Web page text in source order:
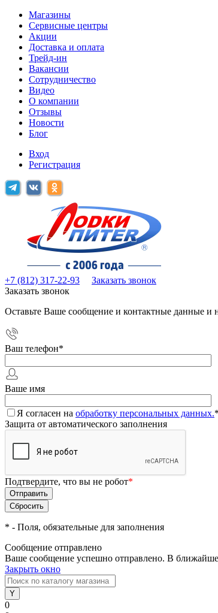
Магазины
Сервисные центры
Акции
Доставка и оплата
Трейд-ин
Вакансии
Сотрудничество
Видео
О компании
Отзывы
Новости
Блог
Вход
Регистрация
+7 (812) 317-22-93
Заказать звонок
Заказать звонок
Оставьте Ваше сообщение и контактные данные и
Ваш телефон*
Ваше имя
Я согласен на обработку персональных данных.*
Защита от автоматического заполнения
Подтвердите, что вы не робот*
* - Поля, обязательные для заполнения
Сообщение отправлено
Ваше сообщение успешно отправлено. В
Закрыть окно
0